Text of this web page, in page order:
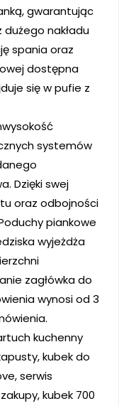
gwarantując
nakładu
spania oraz
dostępna
się w pufie z
systemów
Dzięki swej
oraz odbojności
piankowe
wyjeżdża
zagłówka do
wynosi od 3
kuchenny
kubek do
serwis
kubek 700